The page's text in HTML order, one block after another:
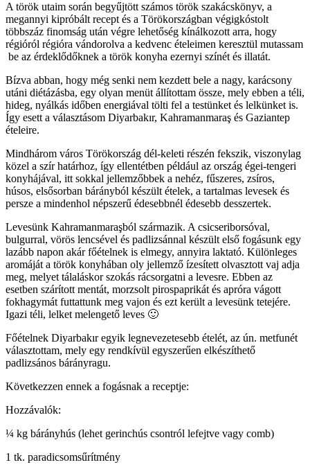
A török utaim során begyűjtött számos török szakácskönyv, a
megannyi kipróbált recept és a Törökországban végigkóstolt
többszáz finomság után végre lehetőség kínálkozott arra, hogy
régióról régióra vándorolva a kedvenc ételeimen keresztül mutassam
be az érdeklődőknek a török konyha ezernyi színét és illatát.
Bízva abban, hogy még senki nem kezdett bele a nagy, karácsony
utáni diétázásba, egy olyan menüt állítottam össze, mely ebben a téli,
hideg, nyálkás időben energiával tölti fel a testünket és lelkünket is.
Így esett a választásom Diyarbakır, Kahramanmaraş és Gaziantep
ételeire.
Mindhárom város Törökország dél-keleti részén fekszik, viszonylag
közel a szír határhoz, így ellentétben például az ország égei-tengeri
konyhájával, itt sokkal jellemzőbbek a nehéz, fűszeres, zsíros,
húsos, elsősorban bárányból készült ételek, a tartalmas levesek és
persze a mindenhol népszerű édesebbnél édesebb desszertek.
Levesünk Kahramanmaraşból származik. A csicseriborsóval,
bulgurral, vörös lencsével és padlizsánnal készült első fogásunk egy
lazább napon akár főételnek is elmegy, annyira laktató. Különleges
aromáját a török konyhában oly jellemző ízesített olvasztott vaj adja
meg, melyet tálaláskor szokás rácsorgatni a levesre. Ebben az
esetben szárított mentát, morzsolt pirospaprikát és apróra vágott
fokhagymát futtattunk meg vajon és ezt került a levesünk tetejére.
Igazi téli, lelket melengető leves 🙂
Főételnek Diyarbakır egyik legnevezetesebb ételét, az ún. metfunét
választottam, mely egy rendkívül egyszerűen elkészíthető
padlizsános bárányragu.
Következzen ennek a fogásnak a receptje:
Hozzávalók:
¼ kg bárányhús (lehet gerinchús csontról lefejtve vagy comb)
1 tk. paradicsomsűrítmény